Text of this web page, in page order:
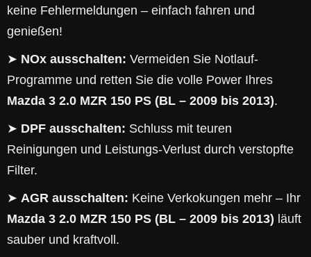
keine Fehlermeldungen – einfach fahren und
genießen!
➤ NOx ausschalten: Vermeiden Sie Notlauf-
Programme und retten Sie die volle Power Ihres
Mazda 3 2.0 MZR 150 PS (BL – 2009 bis 2013).
➤ DPF ausschalten: Schluss mit teuren
Reinigungen und Leistungs-Verlust durch verstopfte
Filter.
➤ AGR ausschalten: Keine Verkokungen mehr – Ihr
Mazda 3 2.0 MZR 150 PS (BL – 2009 bis 2013) läuft
sauber und kraftvoll.